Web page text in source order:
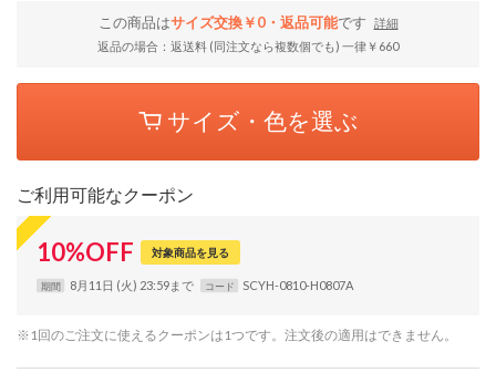
この商品はサイズ交換￥0・返品可能です
詳細
返品の場合：返送料 (同注文なら複数個でも) 一律￥660
サイズ・色を選ぶ
ご利用可能なクーポン
10%OFF 対象商品を見る
期間 8月11日 (火) 23:59まで コード SCYH-0810-H0807A
※1回のご注文に使えるクーポンは1つです。注文後の適用はできません。